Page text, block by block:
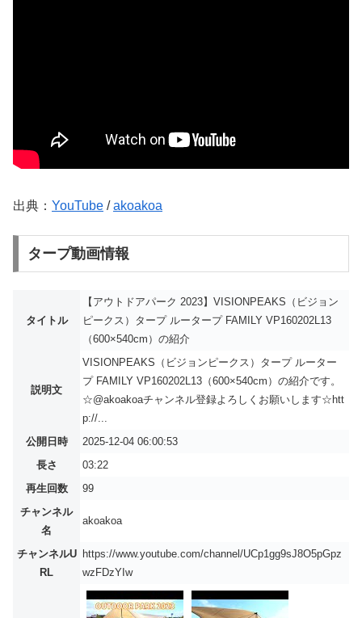
出典： YouTube /akoakoa
タープ動画情報
タイトル
【アウトドアパーク 2023】VISIONPEAKS（ビジョン
ピークス）タープ ルータープ FAMILY VP160202L13
（600×540cm）の紹介
説明文
VISIONPEAKS（ビジョンピークス）タープ ルーター
プ FAMILY VP160202L13（600×540cm）の紹介です。
☆@akoakoaチャンネル登録よろしくお願いします☆htt
p://...
公開日時
2025-12-04 06:00:53
長さ
03:22
再生回数
99
チャンネル
名
akoakoa
チャンネルU
RL
https://www.youtube.com/channel/UCp1gg9sJ8O5pGpz
wzFDzYIw